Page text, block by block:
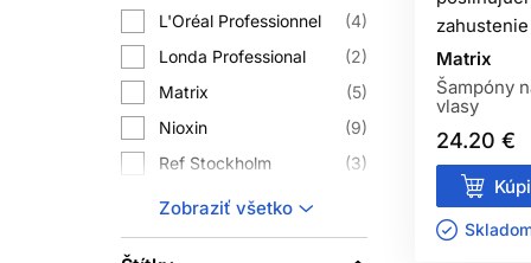
Objemové šampóny sú ideálne pre
Vhodné sú aj vtedy, ak
Ak máte suché, poškodené alebo
Dôležité je nájsť
AKO
Pre lepší efekt naneste šampón
L'Oréal Professionnel
4
Londa Professional
2
Matrix
5
Nioxin
9
Ref Stockholm
3
Subrina Professional
Wella Professionals
3
Zobraziť všetko
Matrix
Šampóny
vlasy
24.20 €
Skladom